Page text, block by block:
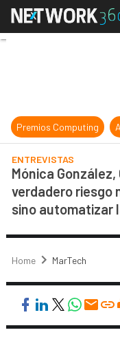
Premios Computing
ENTREVISTAS
Mónica González,
verdadero riesgo
sino automatizar
Home MarTech